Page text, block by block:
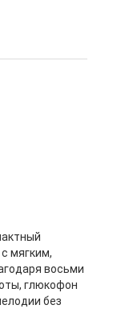
мягким,
восьми
глюкофон
без